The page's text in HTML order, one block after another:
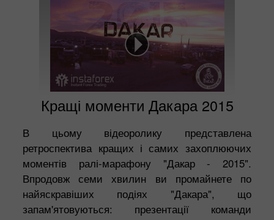
Кращі моменти Дакара 2015
В цьому відеоролику представлена
ретроспектива кращих і самих захоплюючих
моментів ралі-марафону "Дакар - 2015".
Впродовж семи хвилин ви промайнете по
найяскравіших подіях "Дакара", що
запам'ятовуються: презентації команди